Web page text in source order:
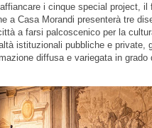
i cinque special project,
a Casa Morandi presenterà tre
a farsi palcoscenico per la
istituzionali pubbliche e private,
diffusa e variegata in